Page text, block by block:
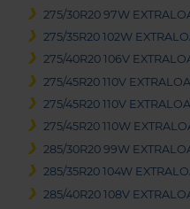
275/30R20 97W
275/35R20 102W
275/40R20 106V
275/45R20 110V
275/45R20 110V
275/45R20 110W
285/30R20 99W
285/35R20 104W
285/40R20 108V